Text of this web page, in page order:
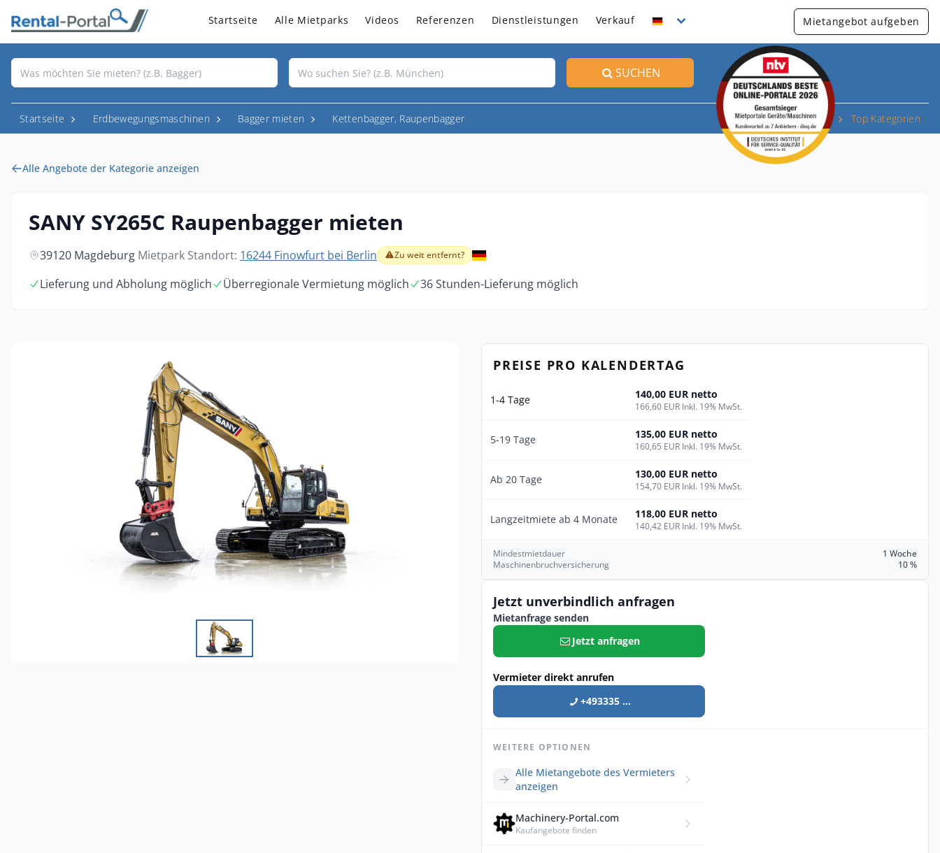
Startseite Alle Mietparks Videos Referenzen Dienstleistungen Verkauf Mietangebot aufgeben
SUCHEN
Startseite Erdbewegungsmaschinen Bagger mieten Kettenbagger, Raupenbagger Top Kategorien
Alle Angebote der Kategorie anzeigen
SANY SY265C Raupenbagger mieten
39120 Magdeburg Mietpark Standort: 16244 Finowfurt bei Berlin Zu weit entfernt?
Lieferung und Abholung möglich Überregionale Vermietung möglich 36 Stunden-Lieferung möglich
PREISE PRO KALENDERTAG
1-4 Tage 140,00 EUR netto
166,60 EUR Inkl. 19% MwSt.
5-19 Tage 135,00 EUR netto
160,65 EUR Inkl. 19% MwSt.
Ab 20 Tage 130,00 EUR netto
154,70 EUR Inkl. 19% MwSt.
Langzeitmiete ab 4 Monate 118,00 EUR netto
140,42 EUR Inkl. 19% MwSt.
Mindestmietdauer
1 Woche
Maschinenbruchversicherung
10 %
Jetzt unverbindlich anfragen
Mietanfrage senden
Jetzt anfragen
Vermieter direkt anrufen
+493335 ...
WEITERE OPTIONEN
Alle Mietangebote des Vermieters
anzeigen
Machinery-Portal.com
Kaufangebote finden